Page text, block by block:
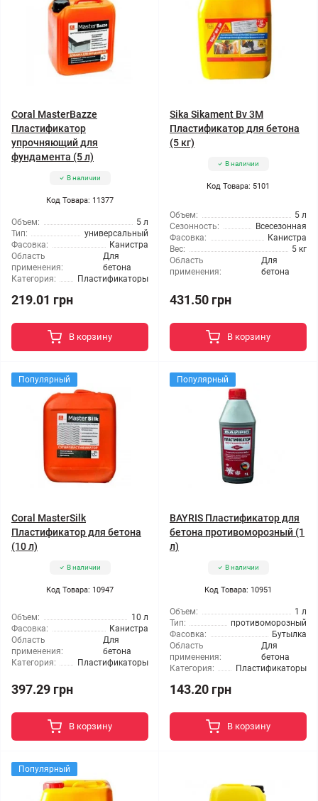
Coral MasterBazze
Пластификатор
упрочняющий для
фундамента (5 л)
В наличии
Код Товара: 11377
Объем:
5 л
Тип:
универсальный
Фасовка:
Канистра
Область
применения:
Для
бетона
Категория:
Пластификаторы
219.01 грн
В корзину
Sika Sikament Bv 3M
Пластификатор для бетона
(5 кг)
В наличии
Код Товара: 5101
Объем:
5 л
Сезонность:
Всесезонная
Фасовка:
Канистра
Вес:
5 кг
Область
применения:
Для
бетона
431.50 грн
В корзину
Популярный
Coral MasterSilk
Пластификатор для бетона
(10 л)
В наличии
Код Товара: 10947
Объем:
10 л
Фасовка:
Канистра
Область
применения:
Для
бетона
Категория:
Пластификаторы
397.29 грн
В корзину
Популярный
BAYRIS Пластификатор для
бетона противоморозный (1
л)
В наличии
Код Товара: 10951
Объем:
1 л
Тип:
противоморозный
Фасовка:
Бутылка
Область
применения:
Для
бетона
Категория:
Пластификаторы
143.20 грн
В корзину
Популярный